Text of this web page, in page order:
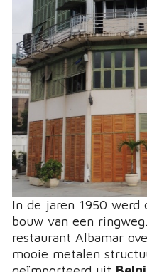
In de jaren 1950 werd
bouw van een
restaurant Albamar
mooie metalen